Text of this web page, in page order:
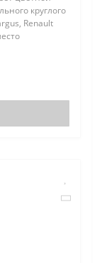
круглого
Renault